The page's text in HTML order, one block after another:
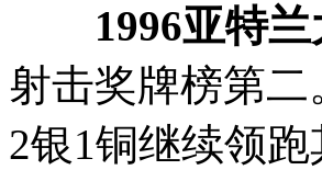
1996亚特
射击奖牌榜第
2银1铜继续领